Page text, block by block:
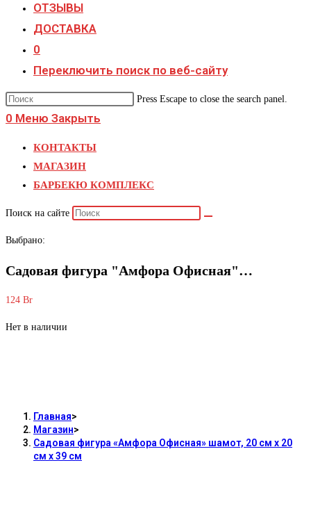
ОТЗЫВЫ
ДОСТАВКА
0
Переключить поиск по веб-сайту
Press Escape to close the search panel.
0 Меню Закрыть
КОНТАКТЫ
МАГАЗИН
БАРБЕКЮ КОМПЛЕКС
Поиск на сайте
Выбрано:
Садовая фигура "Амфора Офисная"…
124 Br
Нет в наличии
Главная>
Магазин>
Садовая фигура «Амфора Офисная» шамот, 20 см х 20
см х 39 см